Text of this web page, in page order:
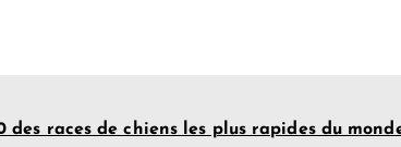
des races de chiens les plus rapides du